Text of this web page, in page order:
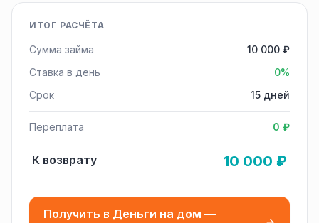
ИТОГ РАСЧЁТА
Сумма займа
10 000 ₽
Ставка в день
0%
Срок
15 дней
Переплата 0 ₽
К возврату 10 000 ₽
Получить в Деньги на дом —